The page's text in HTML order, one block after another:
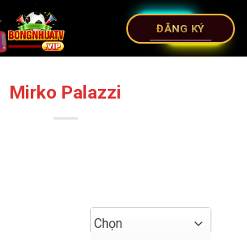
ĐĂNG KÝ
Mirko Palazzi
Chọn